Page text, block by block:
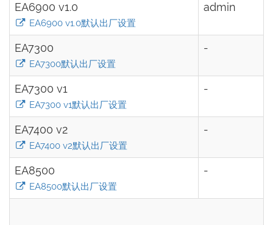
EA6900 v1.0
EA6900 v1.0默认出厂设置
admin
EA7300
EA7300默认出厂设置
-
EA7300 v1
EA7300 v1默认出厂设置
-
EA7400 v2
EA7400 v2默认出厂设置
-
EA8500
EA8500默认出厂设置
-